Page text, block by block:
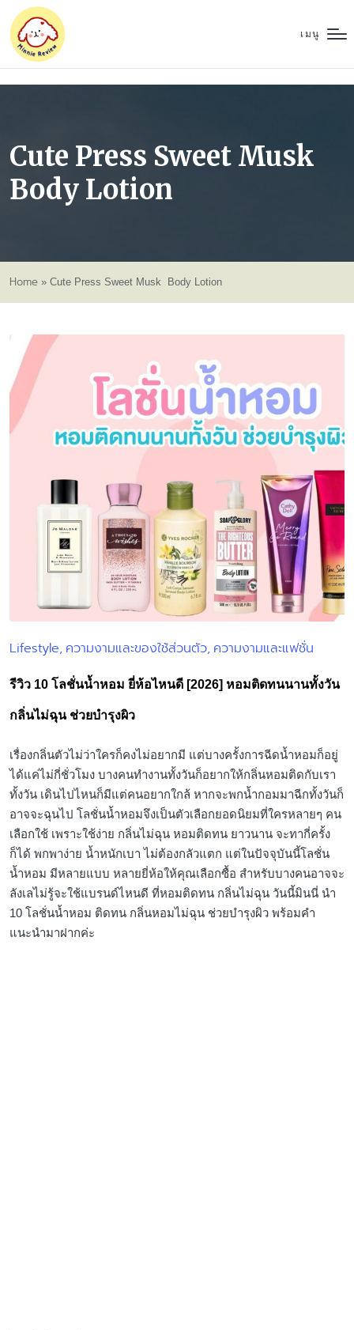
เมนู
Cute Press Sweet Musk
Body Lotion
Home » Cute Press Sweet Musk Body Lotion
Posted
Lifestyle ความงามและของใช้ส่วนตัว ความงามและแฟชั่น
รีวิว 10 โลชั่นน้ำหอม ยี่ห้อไหนดี [2026] หอมติดทนนานทั้งวัน
กลิ่นไม่ฉุน ช่วยบำรุงผิว
เรื่องกลิ่นตัวไม่ว่าใครก็คงไม่อยากมี แต่บางครั้งการฉีดน้ำหอมก็อยู่
ได้แค่ไม่กี่ชั่วโมง บางคนทำงานทั้งวันก็อยากให้กลิ่นหอมติดกับเรา
ทั้งวัน เดินไปไหนก็มีแต่คนอยากใกล้ หากจะพกน้ำกอมมาฉีกทั้งวันก็
อาจจะฉุนไป โลชั่นน้ำหอมจึงเป็นตัวเลือกยอดนิยมที่ใครหลายๆ คน
เลือกใช้ เพราะใช้ง่าย กลิ่นไม่ฉุน หอมติดทน ยาวนาน จะทากี่ครั้ง
ก็ได้ พกพาง่าย น้ำหนักเบา ไม่ต้องกลัวแตก แต่ในปัจจุบันนี้โลชั่น
น้ำหอม มีหลายแบบ หลายยี่ห้อให้คุณเลือกซื้อ สำหรับบางคนอาจจะ
ลังเลไม่รู้จะใช้แบรนด์ไหนดี ที่หอมติดทน กลิ่นไม่ฉุน วันนี้มินนี่ นำ
10 โลชั่นน้ำหอม ติดทน กลิ่นหอมไม่ฉุน ช่วยบำรุงผิว พร้อมคำ
แนะนำมาฝากค่ะ